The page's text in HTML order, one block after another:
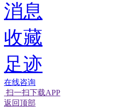
消息
收藏
足迹
在线咨询
扫一扫下载APP
返回顶部